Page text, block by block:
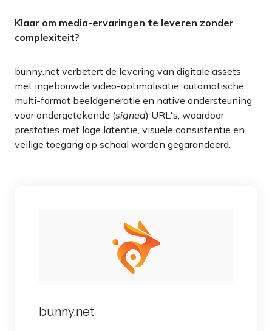
bunny.net
Klaar om media-ervaringen te leveren zonder
complexiteit?
bunny.net verbetert de levering van digitale assets
met ingebouwde video-optimalisatie, automatische
multi-format beeldgeneratie en native ondersteuning
voor ondergetekende (signed) URL's, waardoor
prestaties met lage latentie, visuele consistentie en
veilige toegang op schaal worden gegarandeerd.